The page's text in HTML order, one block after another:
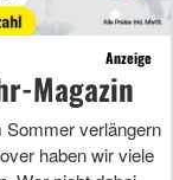
Anzeige
Magazin
Sommer verlängern
haben wir viele